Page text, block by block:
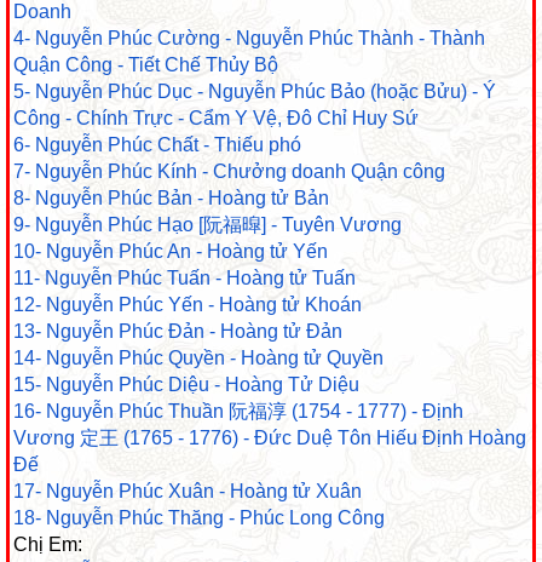
Doanh
4- Nguyễn Phúc Cường - Nguyễn Phúc Thành - Thành
Quận Công - Tiết Chế Thủy Bộ
5- Nguyễn Phúc Dục - Nguyễn Phúc Bảo (hoặc Bửu) - Ý
Công - Chính Trực - Cẩm Y Vệ, Đô Chỉ Huy Sứ
6- Nguyễn Phúc Chất - Thiếu phó
7- Nguyễn Phúc Kính - Chưởng doanh Quận công
8- Nguyễn Phúc Bản - Hoàng tử Bản
9- Nguyễn Phúc Hạo [阮福暭] - Tuyên Vương
10- Nguyễn Phúc An - Hoàng tử Yến
11- Nguyễn Phúc Tuấn - Hoàng tử Tuấn
12- Nguyễn Phúc Yến - Hoàng tử Khoán
13- Nguyễn Phúc Đản - Hoàng tử Đản
14- Nguyễn Phúc Quyền - Hoàng tử Quyền
15- Nguyễn Phúc Diệu - Hoàng Tử Diệu
16- Nguyễn Phúc Thuần 阮福淳 (1754 - 1777) - Định
Vương 定王 (1765 - 1776) - Đức Duệ Tôn Hiếu Định Hoàng
Đế
17- Nguyễn Phúc Xuân - Hoàng tử Xuân
18- Nguyễn Phúc Thăng - Phúc Long Công
Chị Em: